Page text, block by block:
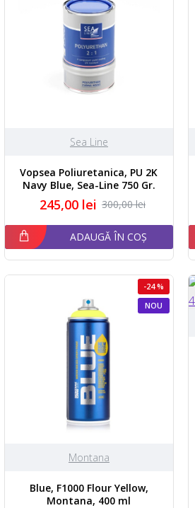
Sea Line
Vopsea Poliuretanica, PU 2K
Navy Blue, Sea-Line 750 Gr.
245,00 lei 300,00 lei
ADAUGĂ ÎN COȘ
NOU
-24 %
Montana
Blue, F1000 Flour Yellow,
Montana, 400 ml